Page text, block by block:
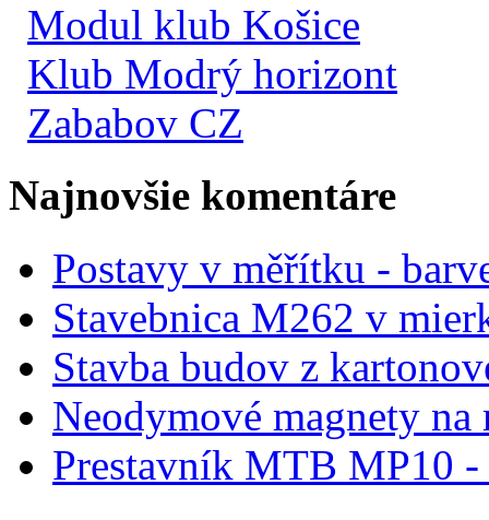
Modul klub Košice
Klub Modrý horizont
Zababov CZ
Najnovšie komentáre
Postavy v měřítku -
Stavebnica M262 v
Stavba budov z
Neodymové magnety na
Prestavník MTB MP10